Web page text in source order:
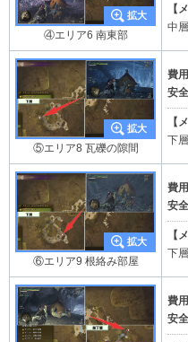
④エリア6 南東部
【
中
⑤エリア8 瓦礫の隙間
費用
安
【
下
⑥エリア9 根絡み部屋
費用
安
【
下
費用
安